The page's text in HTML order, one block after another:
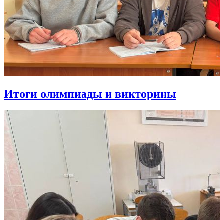
Итоги олимпиады и викторины